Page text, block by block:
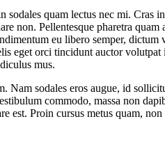
quam lectus nec mi. Cras
non. Pellentesque pharetra
eu libero semper,
eget orci tincidunt auctor
mus.
sodales eros augue, id
commodo, massa non
Proin cursus metus quam,